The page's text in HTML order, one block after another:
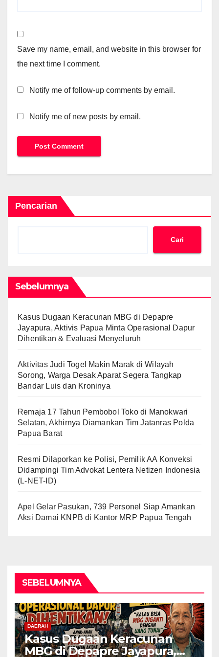
Save my name, email, and website in this browser for
the next time I comment.
Notify me of follow-up comments by email.
Notify me of new posts by email.
Pencarian
Cari
Sebelumnya
Kasus Dugaan Keracunan MBG di Depapre
Jayapura, Aktivis Papua Minta Operasional Dapur
Dihentikan & Evaluasi Menyeluruh
Aktivitas Judi Togel Makin Marak di Wilayah
Sorong, Warga Desak Aparat Segera Tangkap
Bandar Luis dan Kroninya
Remaja 17 Tahun Pembobol Toko di Manokwari
Selatan, Akhirnya Diamankan Tim Jatanras Polda
Papua Barat
Resmi Dilaporkan ke Polisi, Pemilik AA Konveksi
Didampingi Tim Advokat Lentera Netizen Indonesia
(L-NET-ID)
Apel Gelar Pasukan, 739 Personel Siap Amankan
Aksi Damai KNPB di Kantor MRP Papua Tengah
SEBELUMNYA
DAERAH
Kasus Dugaan Keracunan
MBG di Depapre Jayapura,